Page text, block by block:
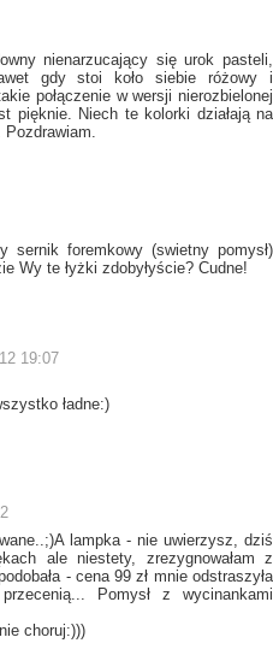
nienarzucający się urok pasteli,
gdy stoi koło siebie różowy i
połączenie w wersji nierozbielonej
pięknie. Niech te kolorki działają na
sernik foremkowy (swietny pomysł)
Wy te łyżki zdobyłyście? Cudne!
19:07
ładne:)
lampka - nie uwierzysz, dziś
ale niestety, zrezygnowałam z
- cena 99 zł mnie odstraszyła
Pomysł z wycinankami
choruj:)))